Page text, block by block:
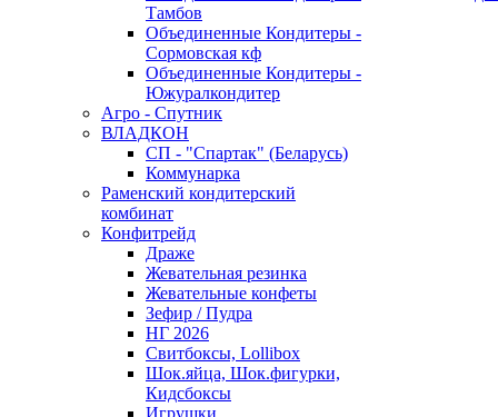
Тамбов
Объединенные Кондитеры -
Сормовская кф
Объединенные Кондитеры -
Южуралкондитер
Агро - Спутник
ВЛАДКОН
СП - "Спартак" (Беларусь)
Коммунарка
Раменский кондитерский
комбинат
Конфитрейд
Драже
Жевательная резинка
Жевательные конфеты
Зефир / Пудра
НГ 2026
Свитбоксы, Lollibox
Шок.яйца, Шок.фигурки,
Кидсбоксы
Игрушки